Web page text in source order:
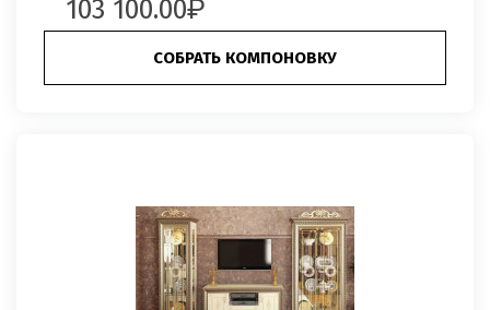
103 100.00
СОБРАТЬ КОМПОНОВКУ